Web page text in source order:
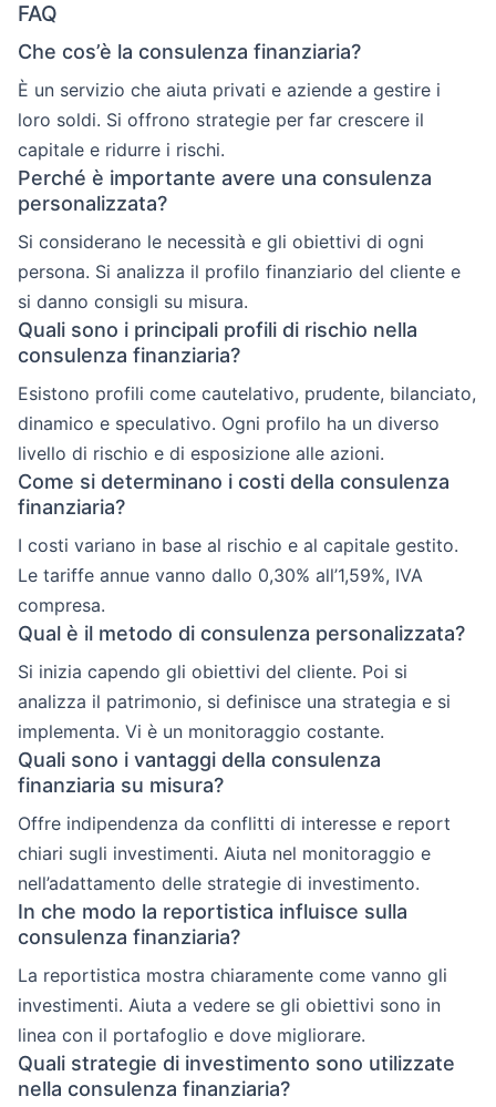
FAQ
Che cos’è la consulenza finanziaria?
È un servizio che aiuta privati e aziende a gestire i
loro soldi. Si offrono strategie per far crescere il
capitale e ridurre i rischi.
Perché è importante avere una consulenza
personalizzata?
Si considerano le necessità e gli obiettivi di ogni
persona. Si analizza il profilo finanziario del cliente e
si danno consigli su misura.
Quali sono i principali profili di rischio nella
consulenza finanziaria?
Esistono profili come cautelativo, prudente, bilanciato,
dinamico e speculativo. Ogni profilo ha un diverso
livello di rischio e di esposizione alle azioni.
Come si determinano i costi della consulenza
finanziaria?
I costi variano in base al rischio e al capitale gestito.
Le tariffe annue vanno dallo 0,30% all’1,59%, IVA
compresa.
Qual è il metodo di consulenza personalizzata?
Si inizia capendo gli obiettivi del cliente. Poi si
analizza il patrimonio, si definisce una strategia e si
implementa. Vi è un monitoraggio costante.
Quali sono i vantaggi della consulenza
finanziaria su misura?
Offre indipendenza da conflitti di interesse e report
chiari sugli investimenti. Aiuta nel monitoraggio e
nell’adattamento delle strategie di investimento.
In che modo la reportistica influisce sulla
consulenza finanziaria?
La reportistica mostra chiaramente come vanno gli
investimenti. Aiuta a vedere se gli obiettivi sono in
linea con il portafoglio e dove migliorare.
Quali strategie di investimento sono utilizzate
nella consulenza finanziaria?